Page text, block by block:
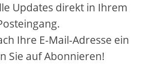
Updates direkt in Ihrem
Ihre E-Mail-Adresse ein
Sie auf Abonnieren!